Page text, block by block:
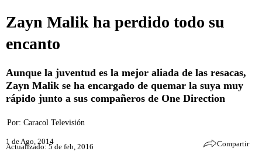
Zayn Malik ha perdido todo su
encanto
Aunque la juventud es la mejor aliada de las resacas,
Zayn Malik se ha encargado de quemar la suya muy
rápido junto a sus compañeros de One Direction
Por: Caracol Televisión
1 de Ago, 2014
Actualizado: 5 de feb, 2016 Compartir